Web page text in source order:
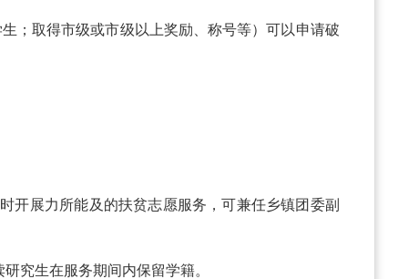
；取得市级或市级以上奖励、称号等）可以申请破
开展力所能及的扶贫志愿服务，可兼任乡镇团委副
究生在服务期间内保留学籍。